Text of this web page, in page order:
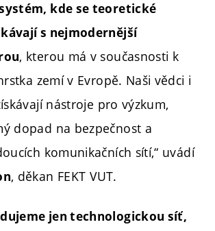
kde se teoretické
s nejmodernější
, kterou má v současnosti k
zemí v Evropě. Naši vědci i
nástroje pro výzkum,
dopad na bezpečnost a
komunikačních sítí,“ uvádí
, děkan FEKT VUT.
jen technologickou síť,